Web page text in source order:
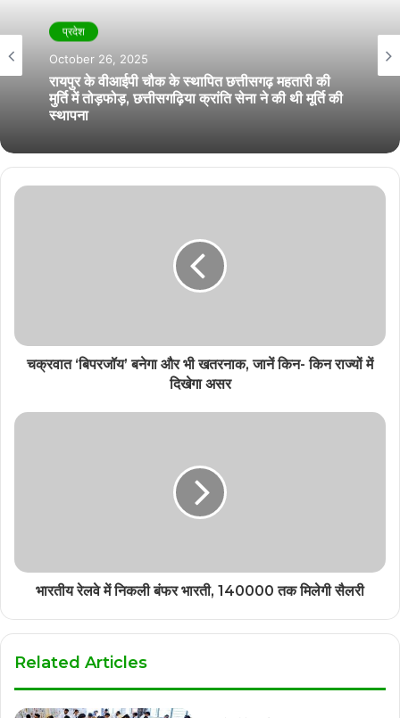
प्रदेश
October 26, 2025
रायपुर के वीआईपी चौक के स्थापित छत्तीसगढ़ महतारी की
मुर्ति में तोड़फोड़, छत्तीसगढ़िया क्रांति सेना ने की थी मूर्ति की
स्थापना
चक्रवात ‘बिपरजॉय’ बनेगा और भी खतरनाक, जानें किन- किन राज्यों में
दिखेगा असर
भारतीय रेलवे में निकली बंफर भारती, 140000 तक मिलेगी सैलरी
Related Articles